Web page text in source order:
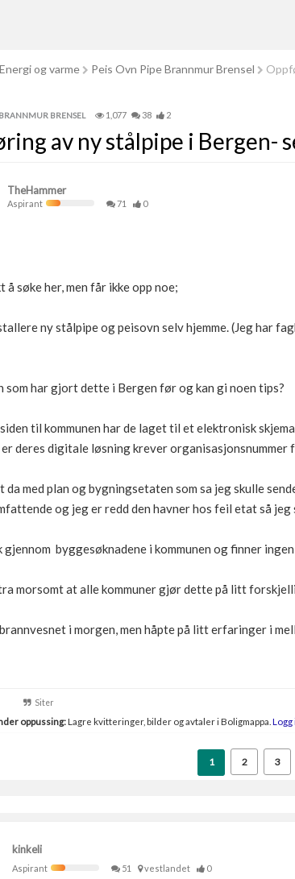
Energi og varme Peis Ovn Pipe Brannmur Brensel
BRENSEL 1,077 38 2
av ny stålpipe i Bergen-
TheHammer
Aspirant 71 0
å søke her, men får ikke opp noe;
ny stålpipe og peisovn selv hjemme. (Jeg har
som har gjort dette i Bergen før og kan gi noen tips?
til kommunen har de laget til et elektronisk
deres digitale løsning krever organisasjonsnummer
da med plan og bygningsetaten som sa jeg skulle
og jeg er redd den havner hos feil etat så
gjennom byggesøknadene i kommunen og finner
morsomt at alle kommuner gjør dette på litt
i morgen, men håpte på litt erfaringer i
Siter
oppussing:Lagre kvitteringer, bilder og avtaler i Boligmappa.
1 2 3
kinkeli
Aspirant
51 vestlandet 0